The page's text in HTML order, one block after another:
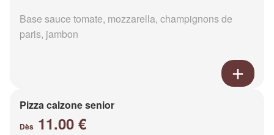
Base sauce tomate, mozzarella, champignons de
paris, jambon
Pizza calzone senior
Dès 11.00 €